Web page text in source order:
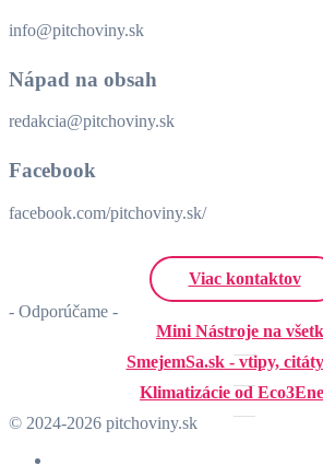
info@pitchoviny.sk
Nápad na obsah
redakcia@pitchoviny.sk
Facebook
facebook.com/pitchoviny.sk/
Viac kontaktov
- Odporúčame -
Mini Nástroje na
SmejemSa.sk - vtipy,
Klimatizácie od
© 2024-2026 pitchoviny.sk